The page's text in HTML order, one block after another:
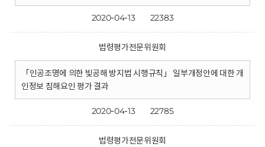
2020-04-13 22383
법령평가전문위원회
「인공조명에 의한 빛공해 방지법 시행규칙」 일부개정안에 대한 개
인정보 침해요인 평가 결과
2020-04-13 22785
법령평가전문위원회